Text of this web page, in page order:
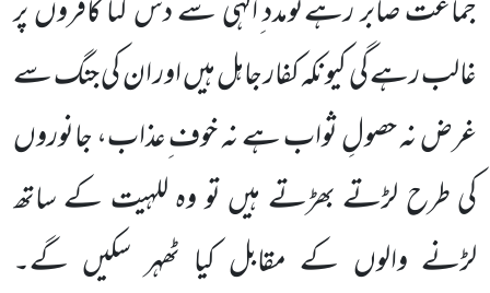
جماعت صابر رہےتومدد ِالٰہی سے دس گنا کافروں پر
غالب رہے گی کیونکہ کفار جاہل ہیں اور ان کی جنگ سے
غرض نہ حصولِ ثواب ہے نہ خوف ِعذاب، جانوروں
کی طرح لڑتے بھڑتے ہیں تو وہ للہیت کے ساتھ
لڑنے والوں کے مقابل کیا ٹھہر سکیں گے۔